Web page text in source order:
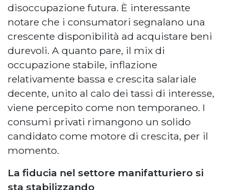
disoccupazione futura. È interessante
notare che i consumatori segnalano una
crescente disponibilità ad acquistare beni
durevoli. A quanto pare, il mix di
occupazione stabile, inflazione
relativamente bassa e crescita salariale
decente, unito al calo dei tassi di interesse,
viene percepito come non temporaneo. I
consumi privati rimangono un solido
candidato come motore di crescita, per il
momento.
La fiducia nel settore manifatturiero si
sta stabilizzando